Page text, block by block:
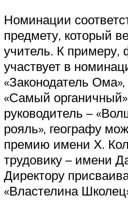
Номинации
предмету, который
учитель. К примеру,
участвует в
«Законодатель
«Самый
руководитель –
рояль», географу
премию имени Х.
трудовику – имени
Директору
«Властелина